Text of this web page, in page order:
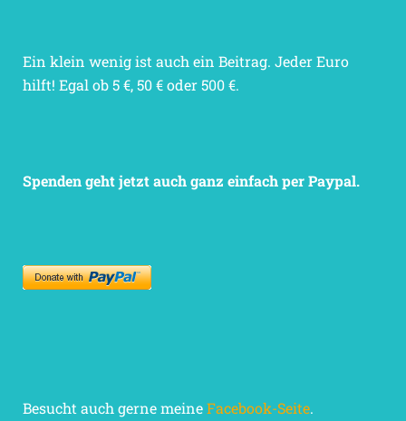
Ein klein wenig ist auch ein Beitrag. Jeder Euro
hilft! Egal ob 5 €, 50 € oder 500 €.
Spenden geht jetzt auch ganz einfach per Paypal.
Besucht auch gerne meineFacebook-Seite.